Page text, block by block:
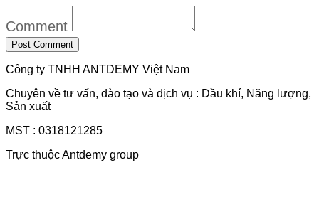
Comment
Công ty TNHH ANTDEMY Việt Nam
Chuyên về tư vấn, đào tạo và dịch vụ : Dầu khí, Năng lượng,
Sản xuất
MST : 0318121285
Trực thuộc Antdemy group